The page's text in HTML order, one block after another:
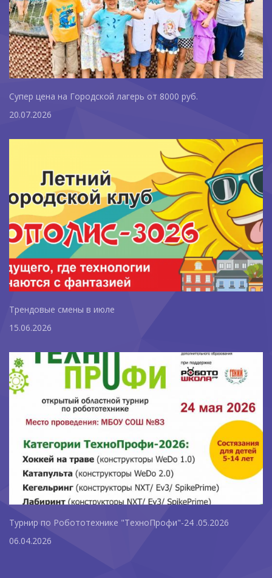
Супер цена на Городской лагерь от 8000 руб.
20.07.2026
Трендовые смены в июле
15.06.2026
Турнир по Робототехнике "ТехноПрофи"-24 .05.2026
06.04.2026